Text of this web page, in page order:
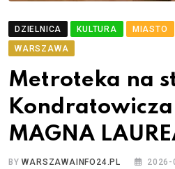
DZIELNICA KULTURA MIASTO
WARSZAWA
Metroteka na
MAGNA
BYWARSZAWAINFO24.PL 2026-